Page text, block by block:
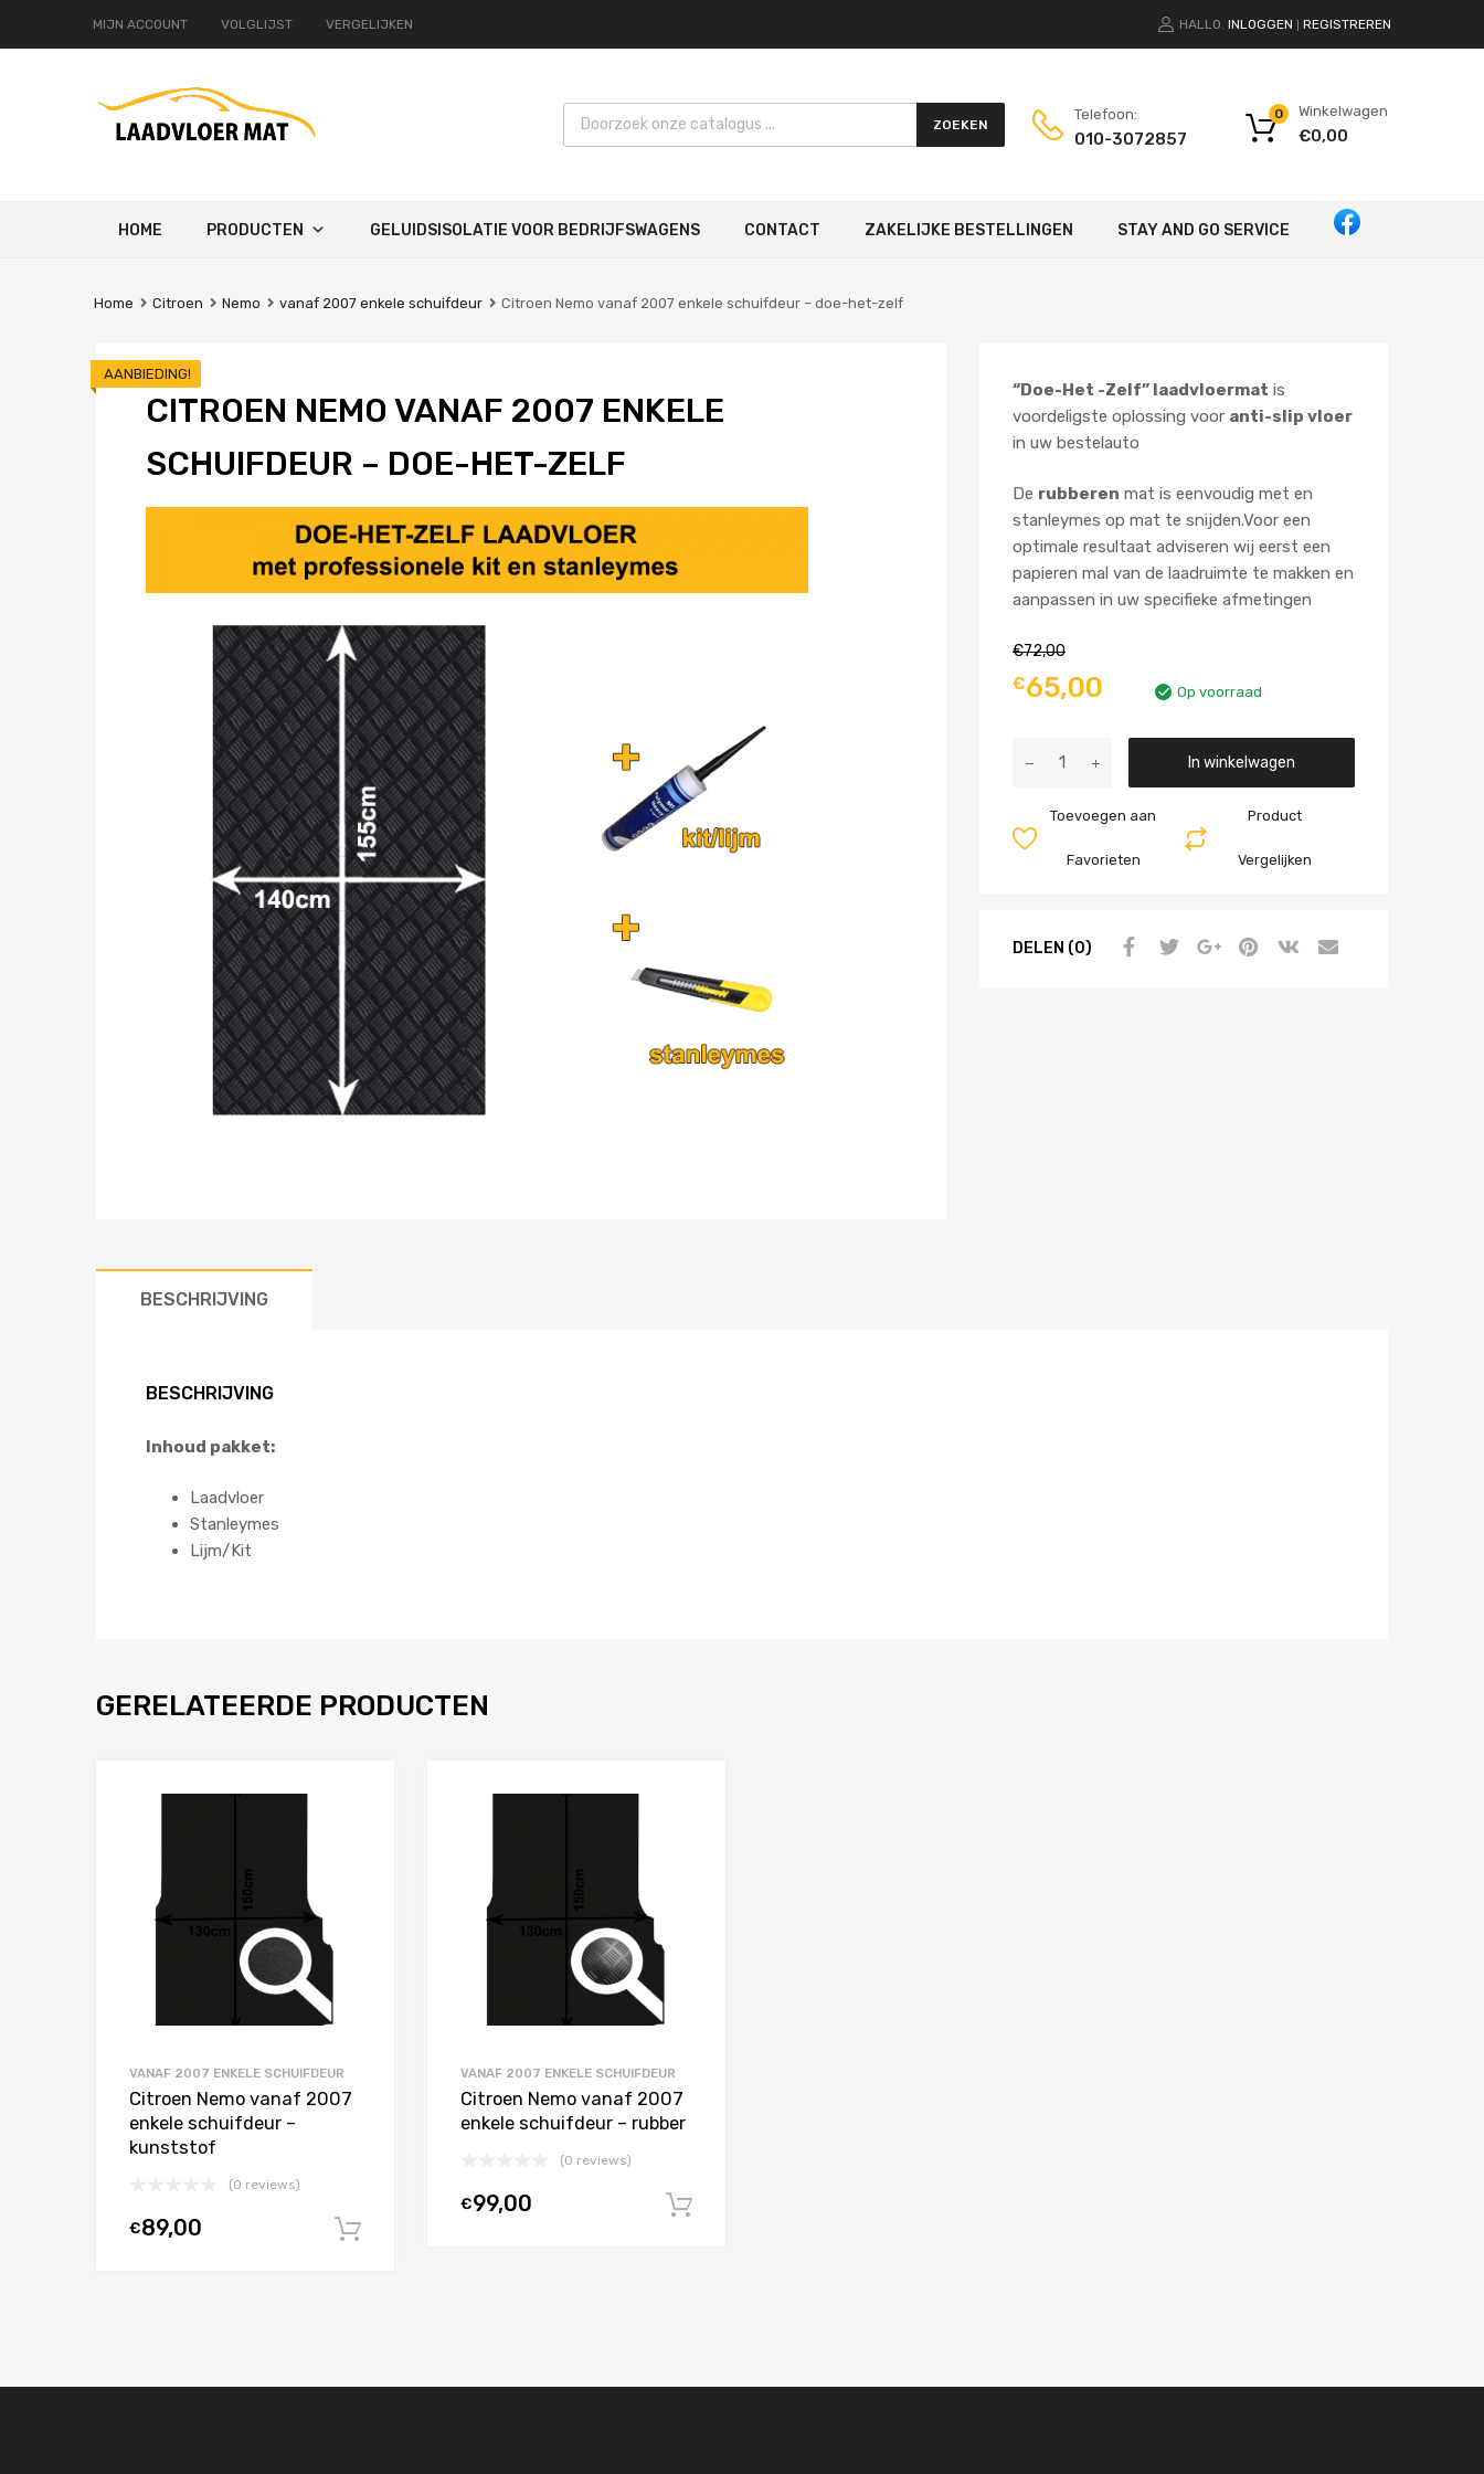
MIJN ACCOUNT VOLGLIJST VERGELIJKEN HALLO. INLOGGEN REGISTREREN
Products search ZOEKEN
Telefoon:
010-3072857
Winkelwagen
€0,00
0
HOME PRODUCTEN GELUIDSISOLATIE VOOR BEDRIJFSWAGENS CONTACT ZAKELIJKE BESTELLINGEN STAY AND GO SERVICE
Home Citroen Nemo vanaf 2007 enkele schuifdeur Citroen Nemo vanaf 2007 enkele schuifdeur – doe-het-zelf
CITROEN NEMO VANAF 2007 ENKELE
SCHUIFDEUR – DOE-HET-ZELF
AANBIEDING!
“Doe-Het -Zelf” laadvloermat is
voordeligste oplossing voor anti-slip vloer
in uw bestelauto
De rubberen mat is eenvoudig met en
stanleymes op mat te snijden.Voor een
optimale resultaat adviseren wij eerst een
papieren mal van de laadruimte te makken en
aanpassen in uw specifieke afmetingen
€72,00
€65,00 Op voorraad
In winkelwagen
Product
Vergelijken
Toevoegen aan
Favorieten
DELEN (0)
BESCHRIJVING
BESCHRIJVING
Inhoud pakket:
Laadvloer
Stanleymes
Lijm/Kit
GERELATEERDE PRODUCTEN
VANAF 2007 ENKELE SCHUIFDEUR
Citroen Nemo vanaf 2007
enkele schuifdeur –
kunststof
(0 reviews)
€89,00
VANAF 2007 ENKELE SCHUIFDEUR
Citroen Nemo vanaf 2007
enkele schuifdeur – rubber
(0 reviews)
€99,00